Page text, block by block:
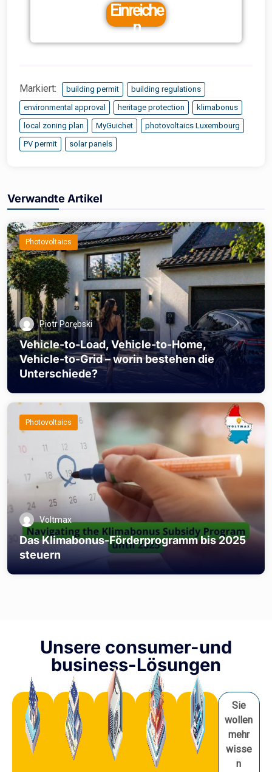
Einreiche
n
Markiert: building permit
building regulations
environmental approval
heritage protection
klimabonus
local zoning plan
MyGuichet
photovoltaics Luxembourg
PV permit
solar panels
Verwandte Artikel
Photovoltaics
Piotr Porębski
Vehicle-to-Load, Vehicle-to-Home,
Vehicle-to-Grid – worin bestehen die
Unterschiede?
Photovoltaics
Voltmax
Das Klimabonus-Förderprogramm bis 2025
steuern
Unsere consumer-und
business-Lösungen
Sie
wollen
mehr
wisse
n